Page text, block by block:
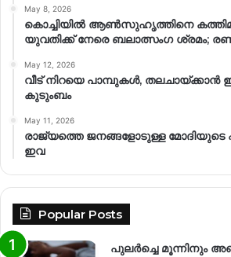
May 8, 2026
കൊച്ചിയിൽ ആൺസുഹൃത്തിനെ
യുവതിക്ക് നേരെ ബലാത്സംഗ​ ശ്രമം;
May 12, 2026
വീട് നിറയെ പാമ്പുകൾ, തലചായ്ക്കാൻ
കുടുംബം
May 11, 2026
രാജ്യത്തെ ജനങ്ങളോടുള്ള മോദിയുടെ
ഇവ
Popular Posts
പുലർച്ചെ മൂന്നിനും